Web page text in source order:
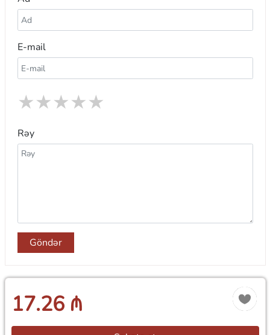
E-mail
★
★
★
★
★
Rəy
Göndər
17.26 ₼